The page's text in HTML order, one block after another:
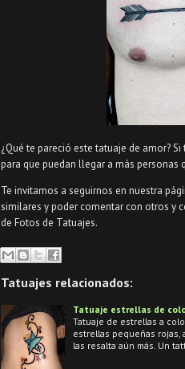
¿Qué te pareció este tatuaje de amor?
para que puedan llegar a más
Te invitamos a seguirnos en nuestra
similares y poder comentar con otros y
de Fotos de Tatuajes.
Tatuajes relacionados:
Tatuaje estrellas de
Tatuaje de estrellas a
estrellas pequeñas rojas,
las resalta aún más. Un